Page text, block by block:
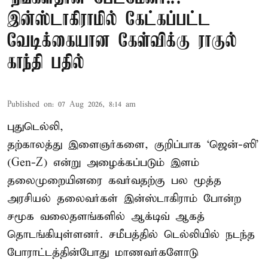
இன்ஸ்டாகிராமில் கேட்கப்பட்ட
வேடிக்கையான கேள்விக்கு ராகுல்
காந்தி பதில்
Published on: 07 Aug 2026, 8:14 am
புதுடெல்லி,
தற்காலத்து இளைஞர்களை, குறிப்பாக ‘ஜென்-ஸி’
(Gen-Z) என்று அழைக்கப்படும் இளம்
தலைமுறையினரை கவர்வதற்கு பல மூத்த
அரசியல் தலைவர்கள் இன்ஸ்டாகிராம் போன்ற
சமூக வலைதளங்களில் ஆக்டிவ் ஆகத்
தொடங்கியுள்ளனர். சமீபத்தில் டெல்லியில் நடந்த
போராட்டத்தின்போது மாணவர்களோடு